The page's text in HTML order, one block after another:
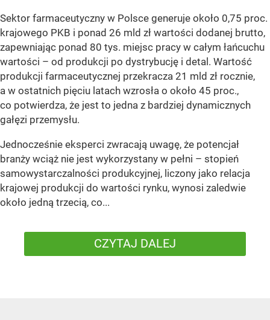
Sektor farmaceutyczny w Polsce generuje około 0,75 proc.
krajowego PKB i ponad 26 mld zł wartości dodanej brutto,
zapewniając ponad 80 tys. miejsc pracy w całym łańcuchu
wartości – od produkcji po dystrybucję i detal. Wartość
produkcji farmaceutycznej przekracza 21 mld zł rocznie,
a w ostatnich pięciu latach wzrosła o około 45 proc.,
co potwierdza, że jest to jedna z bardziej dynamicznych
gałęzi przemysłu.
Jednocześnie eksperci zwracają uwagę, że potencjał
branży wciąż nie jest wykorzystany w pełni – stopień
samowystarczalności produkcyjnej, liczony jako relacja
krajowej produkcji do wartości rynku, wynosi zaledwie
około jedną trzecią, co...
CZYTAJ DALEJ